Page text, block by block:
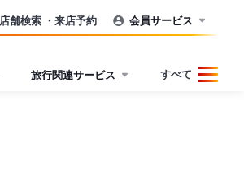
店舗検索 ・来店予約 会員サービス
旅行関連サービス すべて